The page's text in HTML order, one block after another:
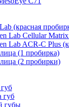
(красная
Lab Cellular
Lab ACR-C Plus
(1 пробирка)
(2 пробирки)
губ
губы